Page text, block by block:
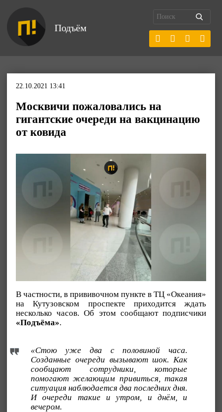
Подъём
22.10.2021 13:41
Москвичи пожаловались на
гигантские очереди на вакцинацию
от ковида
В частности, в прививочном пункте в ТЦ «Океания»
на Кутузовском проспекте приходится ждать
несколько часов. Об этом сообщают подписчики
«Подъёма».
«Стою уже два с половиной часа.
Созданные очереди вызывают шок. Как
сообщают сотрудники, которые
помогают желающим привиться, такая
ситуация наблюдается два последних дня.
И очереди такие и утром, и днём, и
вечером.